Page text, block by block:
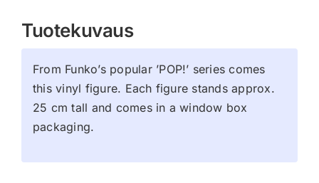
Tuotekuvaus
From Funko’s popular ’POP!’ series comes
this vinyl figure. Each figure stands approx.
25 cm tall and comes in a window box
packaging.